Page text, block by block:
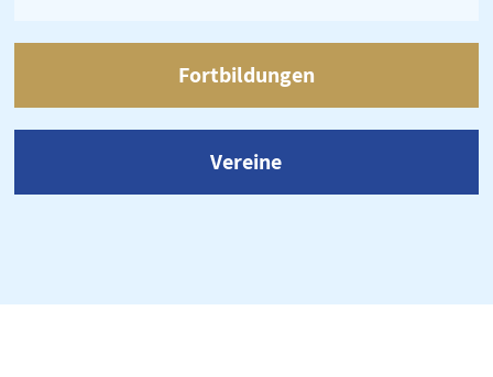
Fortbildungen
Vereine